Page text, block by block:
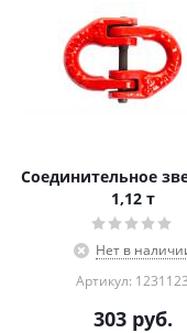
Соединительное
1,12 т
Нет в
Артикул: 1231123
303руб.